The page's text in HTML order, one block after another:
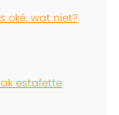
oké, wat niet?
estafette